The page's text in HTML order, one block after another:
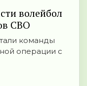
волейбол
СВО
команды
операции с